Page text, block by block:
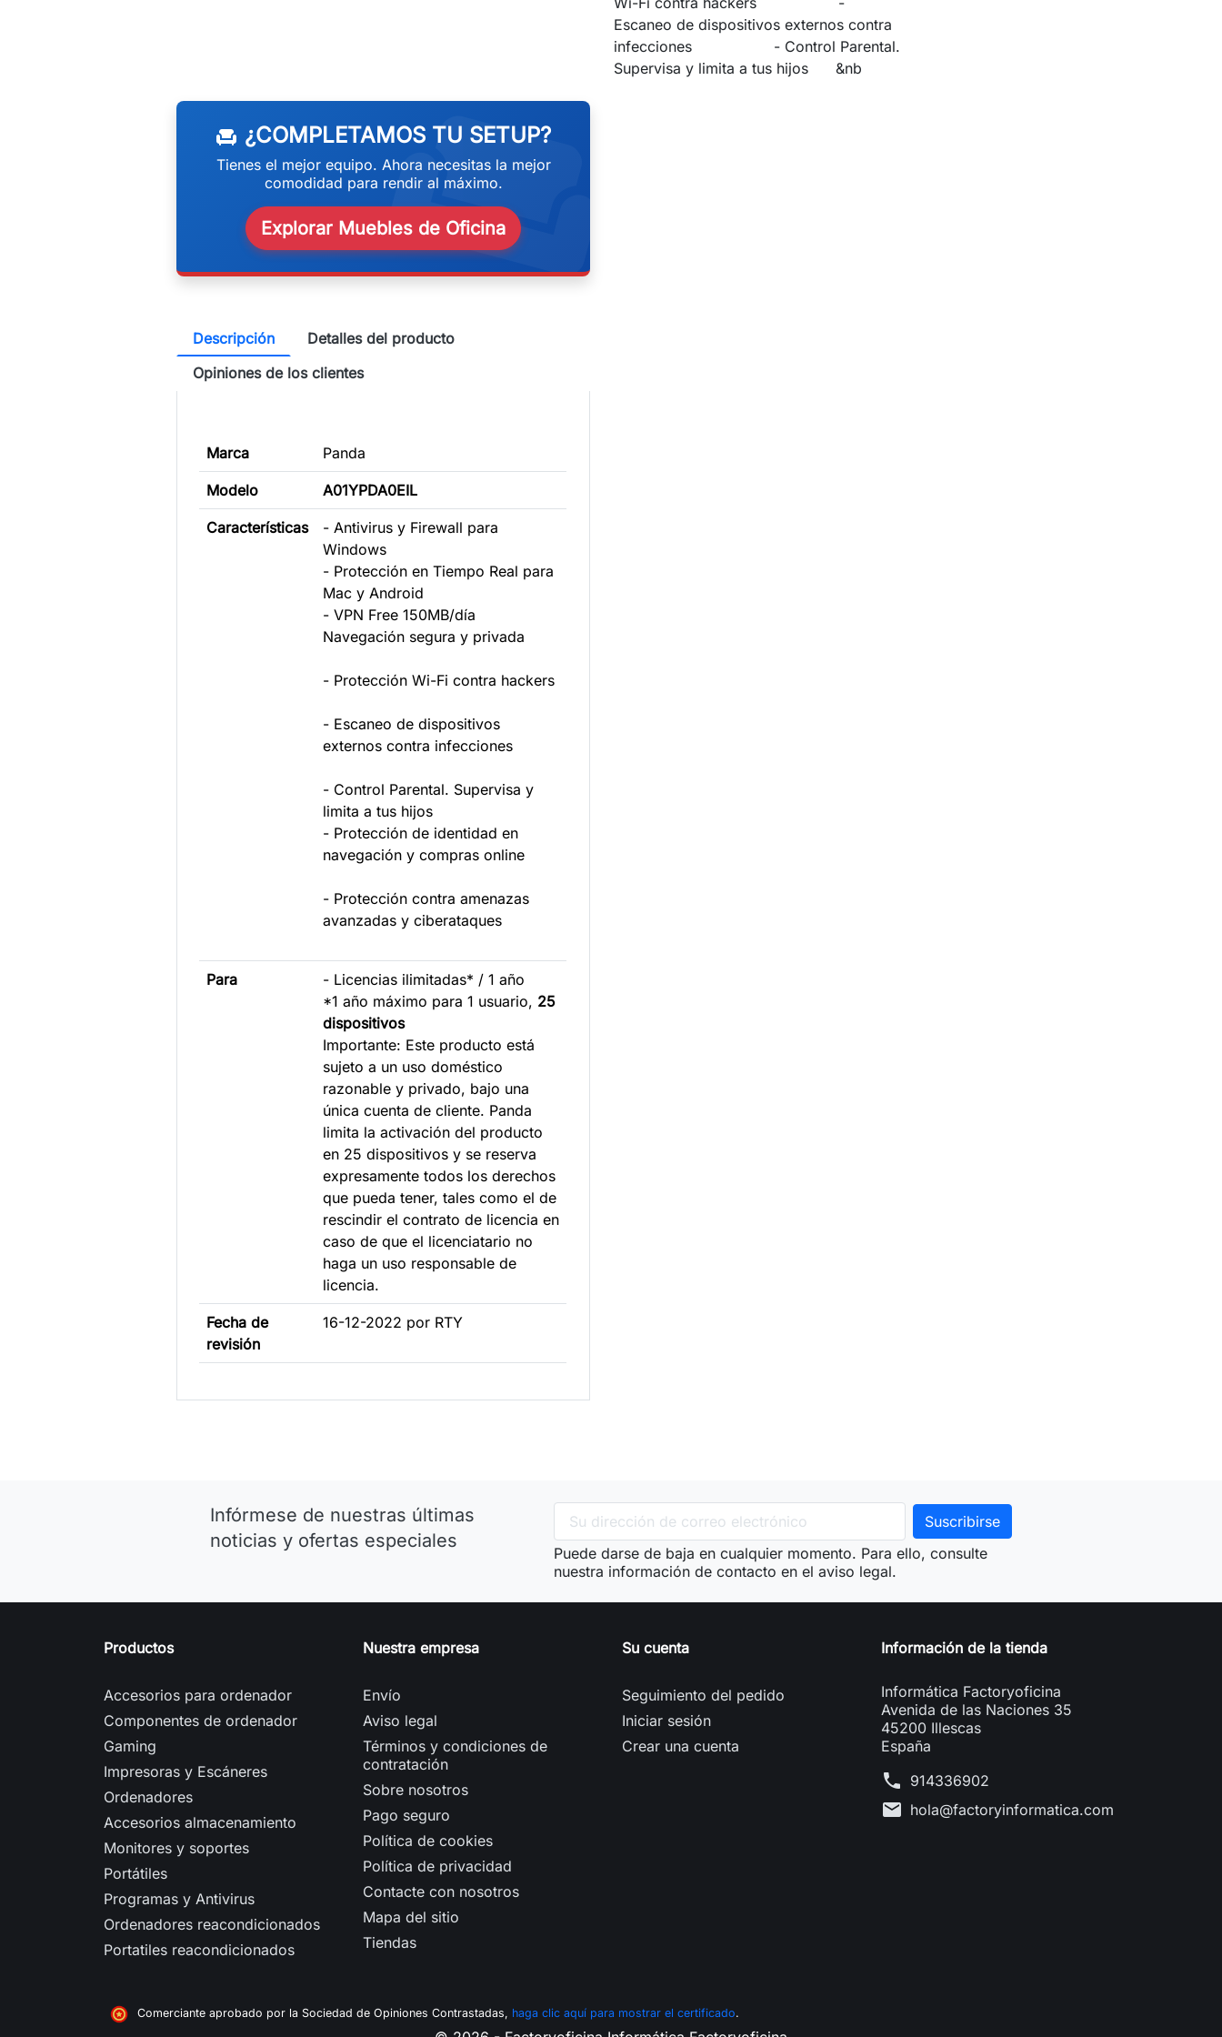
Escaneo de dispositivos externos contra
infecciones - Control Parental.
Supervisa y limita a tus hijos &nb
weekend
chair ¿COMPLETAMOS TU SETUP?
Tienes el mejor equipo. Ahora necesitas la mejor
comodidad para rendir al máximo.
Explorar Muebles de Oficina
Descripción
Detalles del producto
Opiniones de los clientes
Marca Panda
Modelo A01YPDA0EIL
Características
- Antivirus y Firewall para
Windows
- Protección en Tiempo Real para
Mac y Android
- VPN Free 150MB/día
Navegación segura y privada
- Protección Wi-Fi contra hackers
- Escaneo de dispositivos
externos contra infecciones
- Control Parental. Supervisa y
limita a tus hijos
- Protección de identidad en
navegación y compras online
- Protección contra amenazas
avanzadas y ciberataques
Para
- Licencias ilimitadas* / 1 año
*1 año máximo para 1 usuario, 25
dispositivos
Importante: Este producto está
sujeto a un uso doméstico
razonable y privado, bajo una
única cuenta de cliente. Panda
limita la activación del producto
en 25 dispositivos y se reserva
expresamente todos los derechos
que pueda tener, tales como el de
rescindir el contrato de licencia en
caso de que el licenciatario no
haga un uso responsable de
licencia.
Fecha de
revisión
16-12-2022 por RTY
Infórmese de nuestras últimas
noticias y ofertas especiales
Puede darse de baja en cualquier momento. Para ello, consulte
nuestra información de contacto en el aviso legal.
Productos
Accesorios para ordenador
Componentes de ordenador
Gaming
Impresoras y Escáneres
Ordenadores
Accesorios almacenamiento
Monitores y soportes
Portátiles
Programas y Antivirus
Ordenadores reacondicionados
Portatiles reacondicionados
Nuestra empresa
Envío
Aviso legal
Términos y condiciones de
contratación
Sobre nosotros
Pago seguro
Política de cookies
Política de privacidad
Contacte con nosotros
Mapa del sitio
Tiendas
Su cuenta
Seguimiento del pedido
Iniciar sesión
Crear una cuenta
Información de la tienda
Informática Factoryoficina
Avenida de las Naciones 35
45200 Illescas
España
phone 914336902
mail hola@factoryinformatica.com
Comerciante aprobado por la Sociedad de Opiniones Contrastadas, haga clic aquí para mostrar el certificado.